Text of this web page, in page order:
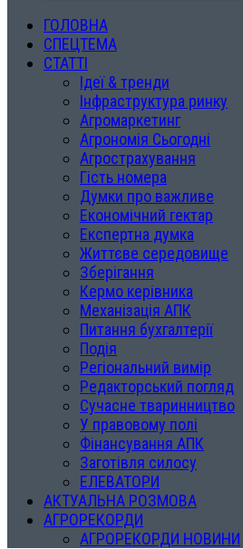
ГОЛОВНА
СПЕЦТЕМА
СТАТТІ
Ідеї & тренди
Інфраструктура ринку
Агромаркетинг
Агрономія Сьогодні
Агрострахування
Гість номера
Думки про важливе
Економічний гектар
Експертна думка
Життєве середовище
Зберігання
Кермо керівника
Механізація АПК
Питання бухгалтерії
Подія
Регіональний вимір
Редакторський погляд
Сучасне тваринництво
У правовому полі
Фінансування АПК
Заготівля силосу
ЕЛЕВАТОРИ
АКТУАЛЬНА РОЗМОВА
АГРОРЕКОРДИ
АГРОРЕКОРДИ НОВИНИ